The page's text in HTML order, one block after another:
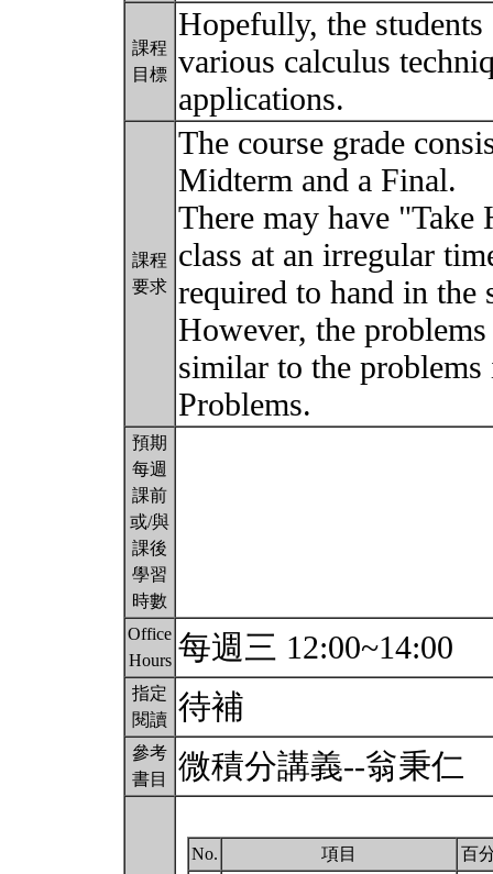
課程
目標
Hopefully, the
various calculus
applications.
課程
要求
The course grade
Midterm and a Final.
There may have
class at an irregular
required to hand in the
However, the
similar to the
Problems.
預期
每週
課前
或/與
課後
學習
時數
Office
Hours 每週三 12:00~14:00
指定
閱讀 待補
參考
書目
微積分講義--翁秉仁
No. 項目
百